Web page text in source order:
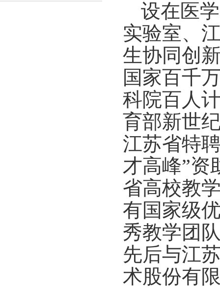
设在医
实验室、
生协同创
国家百千
科院百人
育部新世
江苏省特
才高峰”资
省高校教
有国家级
秀教学团
先后与江
术股份有